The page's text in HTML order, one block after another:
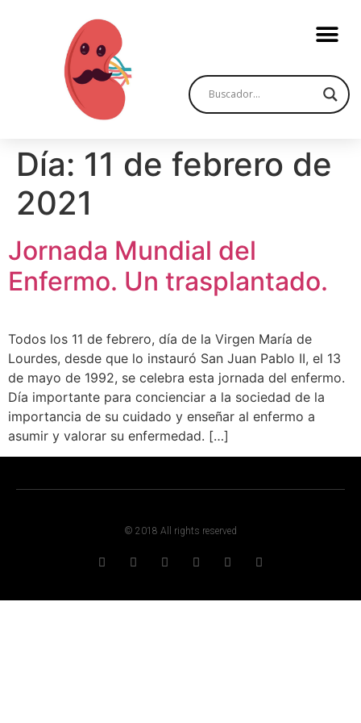
Día: 11 de febrero de
2021
Jornada Mundial del
Enfermo. Un trasplantado.
Todos los 11 de febrero, día de la Virgen María de
Lourdes, desde que lo instauró San Juan Pablo II, el 13
de mayo de 1992, se celebra esta jornada del enfermo.
Día importante para concienciar a la sociedad de la
importancia de su cuidado y enseñar al enfermo a
asumir y valorar su enfermedad. […]
© 2018 All rights reserved